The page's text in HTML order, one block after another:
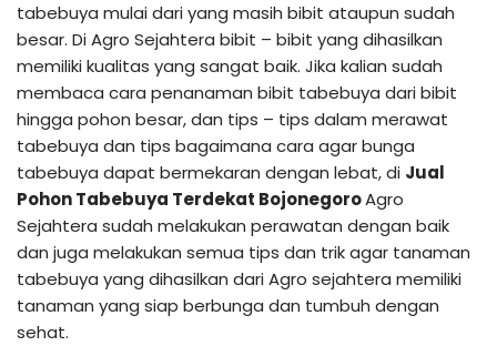
tabebuya mulai dari yang masih bibit ataupun sudah
besar. Di Agro Sejahtera bibit – bibit yang dihasilkan
memiliki kualitas yang sangat baik. Jika kalian sudah
membaca cara penanaman bibit tabebuya dari bibit
hingga pohon besar, dan tips – tips dalam merawat
tabebuya dan tips bagaimana cara agar bunga
tabebuya dapat bermekaran dengan lebat, di Jual
Pohon Tabebuya Terdekat BojonegoroAgro
Sejahtera sudah melakukan perawatan dengan baik
dan juga melakukan semua tips dan trik agar tanaman
tabebuya yang dihasilkan dari Agro sejahtera memiliki
tanaman yang siap berbunga dan tumbuh dengan
sehat.